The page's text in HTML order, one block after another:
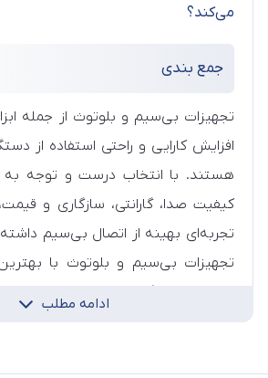
می‌کند؟
جمع‌ بندی
تجهیزات بی‌سیم و بلوتوث از جمله
افزایش کارایی و راحتی استفاده از
هستند. با انتخاب درست و توجه به
کیفیت صدا، گارانتی، سازگاری و قیمت،
تجربه‌ای بهینه از اتصال بی‌سیم
تجهیزات بی‌سیم و بلوتوث با
ادامه مطلب